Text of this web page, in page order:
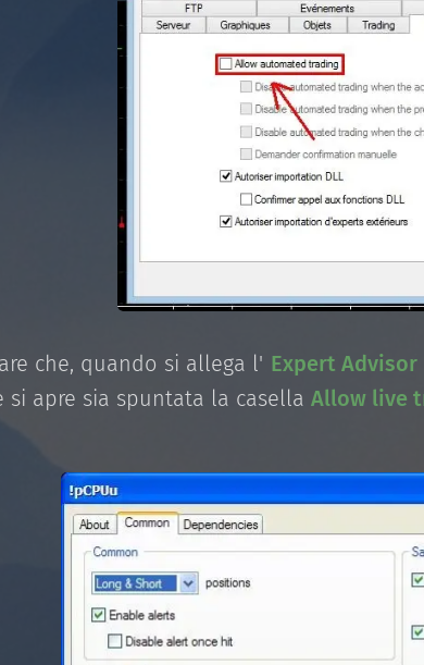
che, quando si allega l' Expert Advisor
si apre sia spuntata la casella Allow live